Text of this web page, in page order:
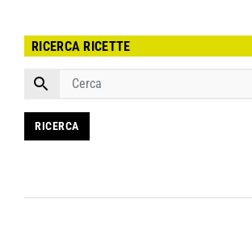
RICERCA RICETTE